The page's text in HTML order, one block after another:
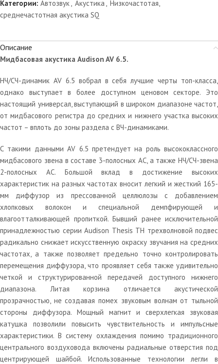
Категории: Автозвук Акустика
Низкочастотая,
среднечастотная акустика SQ
Описание
Мидбасовая акустика Audison AV 6.5.
НЧ/СЧ-динамик AV 6.5 вобрал в себя лучшие черты топ-класса,
однако выступает в более доступном ценовом секторе. Это
настоящий универсал, выступающий в широком диапазоне частот,
от мидбасового регистра до средних и нижнего участка высоких
частот – вплоть до зоны раздела с ВЧ-динамиками.
С такими данными AV 6.5 претендует на роль высококлассного
мидбасового звена в составе 3-полосных АС, а также НЧ/СЧ-звена
2-полосных АС. Большой вклад в достижение высоких
характеристик на разных частотах вносит легкий и жесткий 165-
мм диффузор из прессованной целлюлозы с добавлением
хлопковых волокон и специальной демпфирующей и
влагоотталкивающей пропиткой. Бывший ранее исключительной
принадлежностью серии Audison Thesis TH трехволновой подвес
радикально снижает искусственную окраску звучания на средних
частотах, а также позволяет предельно точно контролировать
перемещения диффузора, что проявляет себя также удивительно
четкой и структурированной передачей доступного нижнего
диапазона. Литая корзина отличается акустической
прозрачностью, не создавая помех звуковым волнам от тыльной
стороны диффузора. Мощный магнит и сверхлегкая звуковая
катушка позволили повысить чувствительность и импульсные
характеристики. В систему охлаждения помимо традиционного
центрального воздуховода включены радиальные отверстия под
центрирующей шайбой. Использованные технологии легли в